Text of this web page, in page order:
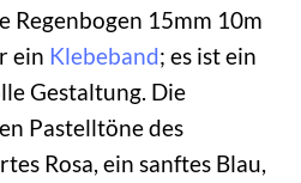
Regenbogen 15mm 10m
ein Klebeband; es ist ein
Gestaltung. Die
Pastelltöne des
Rosa, ein sanftes Blau,